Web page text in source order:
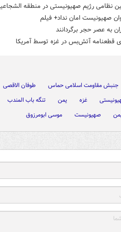
رژیم صهیونیستی در منطقه
صهیونیست امان نداد+ فیلم
به عصر حجر برگردانند
قطعنامه آتش‌بس در غزه توسط آمریکا
جنبش مقاومت اسلامی حماس طوفان الاقصی
غزه یمن تنگه باب المندب
صهیونیست موسی ابومرزوق